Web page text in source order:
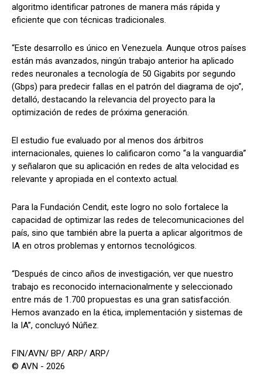
algoritmo identificar patrones de manera más rápida y
eficiente que con técnicas tradicionales.
“Este desarrollo es único en Venezuela. Aunque otros países
están más avanzados, ningún trabajo anterior ha aplicado
redes neuronales a tecnología de 50 Gigabits por segundo
(Gbps) para predecir fallas en el patrón del diagrama de ojo”,
detalló, destacando la relevancia del proyecto para la
optimización de redes de próxima generación.
El estudio fue evaluado por al menos dos árbitros
internacionales, quienes lo calificaron como “a la vanguardia”
y señalaron que su aplicación en redes de alta velocidad es
relevante y apropiada en el contexto actual.
Para la Fundación Cendit, este logro no solo fortalece la
capacidad de optimizar las redes de telecomunicaciones del
país, sino que también abre la puerta a aplicar algoritmos de
IA en otros problemas y entornos tecnológicos.
“Después de cinco años de investigación, ver que nuestro
trabajo es reconocido internacionalmente y seleccionado
entre más de 1.700 propuestas es una gran satisfacción.
Hemos avanzado en la ética, implementación y sistemas de
la IA”, concluyó Núñez.
FIN/AVN/ BP/ ARP/ ARP/
© AVN - 2026